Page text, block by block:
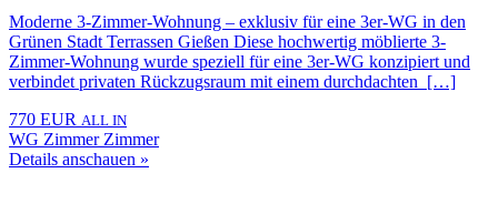
Moderne 3-Zimmer-Wohnung – exklusiv für eine 3er-WG in den
Grünen Stadt Terrassen Gießen Diese hochwertig möblierte 3-
Zimmer-Wohnung wurde speziell für eine 3er-WG konzipiert und
verbindet privaten Rückzugsraum mit einem durchdachten […]
770 EUR ALL IN
WG Zimmer Zimmer
Details anschauen »